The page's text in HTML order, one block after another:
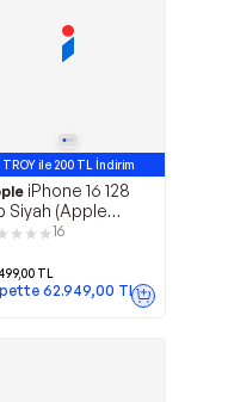
TROY ile 200 TL İndirim
iPhone 16 128
Siyah (Apple
Garantili)
16
TL
62.949,00 TL